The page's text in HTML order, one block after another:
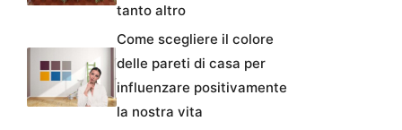
tanto altro
Come scegliere il colore
delle pareti di casa per
influenzare positivamente
la nostra vita